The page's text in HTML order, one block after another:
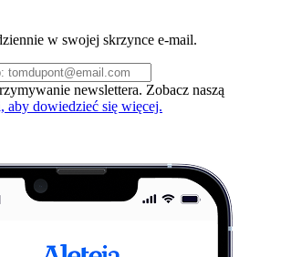
w swojej skrzynce e-mail.
newslettera. Zobacz naszą
aby dowiedzieć się więcej.